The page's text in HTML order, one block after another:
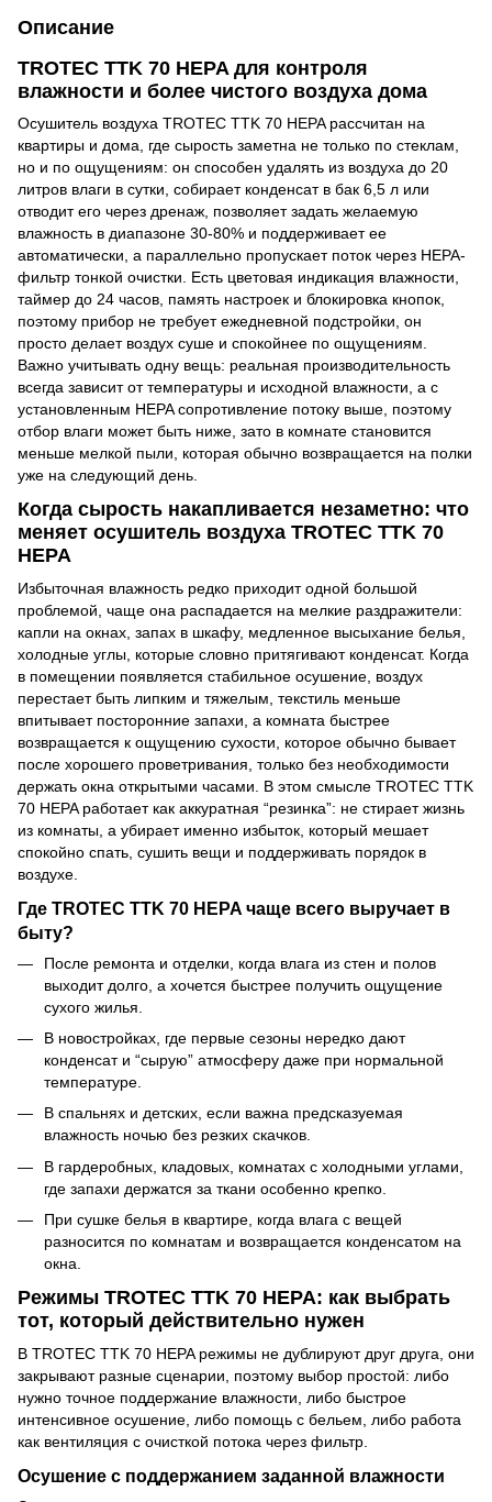
Описание
TROTEC TTK 70 HEPA для контроля
влажности и более чистого воздуха дома
Осушитель воздуха TROTEC TTK 70 HEPA рассчитан на
квартиры и дома, где сырость заметна не только по стеклам,
но и по ощущениям: он способен удалять из воздуха до 20
литров влаги в сутки, собирает конденсат в бак 6,5 л или
отводит его через дренаж, позволяет задать желаемую
влажность в диапазоне 30-80% и поддерживает ее
автоматически, а параллельно пропускает поток через HEPA-
фильтр тонкой очистки. Есть цветовая индикация влажности,
таймер до 24 часов, память настроек и блокировка кнопок,
поэтому прибор не требует ежедневной подстройки, он
просто делает воздух суше и спокойнее по ощущениям.
Важно учитывать одну вещь: реальная производительность
всегда зависит от температуры и исходной влажности, а с
установленным HEPA сопротивление потоку выше, поэтому
отбор влаги может быть ниже, зато в комнате становится
меньше мелкой пыли, которая обычно возвращается на полки
уже на следующий день.
Когда сырость накапливается незаметно: что
меняет осушитель воздуха TROTEC TTK 70
HEPA
Избыточная влажность редко приходит одной большой
проблемой, чаще она распадается на мелкие раздражители:
капли на окнах, запах в шкафу, медленное высыхание белья,
холодные углы, которые словно притягивают конденсат. Когда
в помещении появляется стабильное осушение, воздух
перестает быть липким и тяжелым, текстиль меньше
впитывает посторонние запахи, а комната быстрее
возвращается к ощущению сухости, которое обычно бывает
после хорошего проветривания, только без необходимости
держать окна открытыми часами. В этом смысле TROTEC TTK
70 HEPA работает как аккуратная “резинка”: не стирает жизнь
из комнаты, а убирает именно избыток, который мешает
спокойно спать, сушить вещи и поддерживать порядок в
воздухе.
Где TROTEC TTK 70 HEPA чаще всего выручает в
быту?
После ремонта и отделки, когда влага из стен и полов
выходит долго, а хочется быстрее получить ощущение
сухого жилья.
В новостройках, где первые сезоны нередко дают
конденсат и “сырую” атмосферу даже при нормальной
температуре.
В спальнях и детских, если важна предсказуемая
влажность ночью без резких скачков.
В гардеробных, кладовых, комнатах с холодными углами,
где запахи держатся за ткани особенно крепко.
При сушке белья в квартире, когда влага с вещей
разносится по комнатам и возвращается конденсатом на
окна.
Режимы TROTEC TTK 70 HEPA: как выбрать
тот, который действительно нужен
В TROTEC TTK 70 HEPA режимы не дублируют друг друга, они
закрывают разные сценарии, поэтому выбор простой: либо
нужно точное поддержание влажности, либо быстрое
интенсивное осушение, либо помощь с бельем, либо работа
как вентиляция с очисткой потока через фильтр.
Осушение с поддержанием заданной влажности